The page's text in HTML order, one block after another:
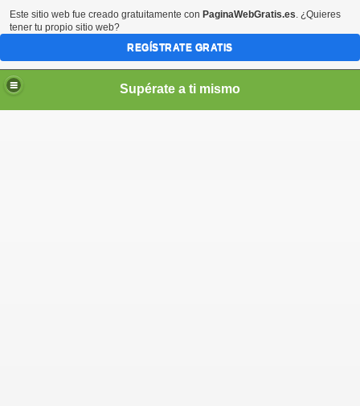
Supérate a ti mismo
Este sitio web fue creado gratuitamente con PaginaWebGratis.es. ¿Quieres
tener tu propio sitio web?
REGÍSTRATE GRATIS